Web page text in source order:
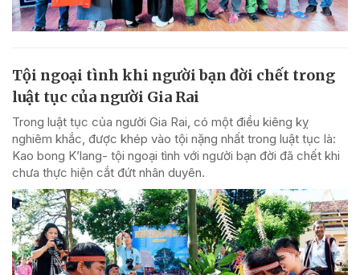
Tội ngoại tình khi người bạn đời chết trong
luật tục của người Gia Rai
Trong luật tục của người Gia Rai, có một điều kiêng kỵ
nghiêm khắc, được khép vào tội nặng nhất trong luật tục là:
Kao bong K’lang- tội ngoại tình với người bạn đời đã chết khi
chưa thực hiện cắt đứt nhân duyên.